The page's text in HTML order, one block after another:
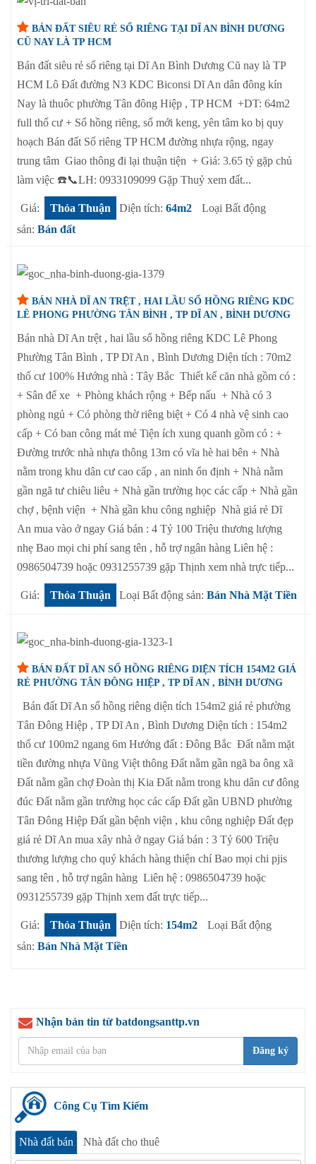
BÁN ĐẤT SIÊU RẺ SỔ RIÊNG TẠI DĨ AN BÌNH DƯƠNG
CŨ NAY LÀ TP HCM
Bán đất siêu rẻ sổ riêng tại Dĩ An Bình Dương Cũ nay là TP
HCM Lô Đất đường N3 KDC Biconsi Dĩ An dân đông kín
Nay là thuôc phường Tân đông Hiệp , TP HCM +DT: 64m2
full thổ cư + Sổ hồng riêng, sổ mới keng, yên tâm ko bị quy
hoạch Bán đất Sổ riêng TP HCM đường nhựa rộng, ngay
trung tâm Giao thông đi lại thuận tiện + Giá: 3.65 tỷ gặp chủ
làm việc ☎️📞LH: 0933109099 Gặp Thuỷ xem đất...
Giá: Thỏa Thuận Diện tích: 64m2
Loại Bất động
sản: Bán đất
BÁN NHÀ DĨ AN TRỆT , HAI LẦU SỔ HỒNG RIÊNG KDC
LÊ PHONG PHƯỜNG TÂN BÌNH , TP DĨ AN , BÌNH DƯƠNG
Bán nhà Dĩ An trệt , hai lầu sổ hồng riêng KDC Lê Phong
Phường Tân Bình , TP Dĩ An , Bình Dương Diện tích : 70m2
thổ cư 100% Hướng nhà : Tây Bắc Thiết kế căn nhà gồm có :
+ Sân để xe + Phòng khách rộng + Bếp nấu + Nhà có 3
phòng ngủ + Có phòng thờ riêng biệt + Có 4 nhà vệ sinh cao
cấp + Có ban công mát mẻ Tiện ích xung quanh gồm có : +
Đường trước nhà nhựa thông 13m có vĩa hè hai bên + Nhà
nằm trong khu dân cư cao cấp , an ninh ổn định + Nhà nằm
gần ngã tư chiêu liêu + Nhà gần trường học các cấp + Nhà gần
chợ , bệnh viện + Nhà gần khu công nghiệp Nhà giá rẻ Dĩ
An mua vào ở ngay Giá bán : 4 Tỷ 100 Triệu thương lượng
nhẹ Bao mọi chi phí sang tên , hỗ trợ ngân hàng Liên hệ :
0986504739 hoặc 0931255739 gặp Thịnh xem nhà trực tiếp...
Giá: Thỏa Thuận Loại Bất động sản: Bán Nhà Mặt Tiền
BÁN ĐẤT DĨ AN SỔ HỒNG RIÊNG DIỆN TÍCH 154M2 GIÁ
RẺ PHƯỜNG TÂN ĐÔNG HIỆP , TP DĨ AN , BÌNH DƯƠNG
Bán đất Dĩ An sổ hồng riêng diện tích 154m2 giá rẻ phường
Tân Đông Hiệp , TP Dĩ An , Bình Dương Diện tích : 154m2
thổ cư 100m2 ngang 6m Hướng đất : Đông Bắc Đất nằm mặt
tiền đường nhựa Vũng Việt thông Đất nằm gần ngã ba ông xã
Đất nằm gần chợ Đoàn thị Kia Đất nằm trong khu dân cư đông
đúc Đất nằm gần trường học các cấp Đất gần UBND phường
Tân Đông Hiệp Đất gần bệnh viện , khu công nghiệp Đất đẹp
giá rẻ Dĩ An mua xây nhà ở ngay Giá bán : 3 Tỷ 600 Triệu
thương lượng cho quý khách hàng thiện chí Bao mọi chi pjis
sang tên , hỗ trợ ngân hàng Liên hệ : 0986504739 hoặc
0931255739 gặp Thịnh xem đất trực tiếp...
Giá: Thỏa Thuận Diện tích: 154m2
Loại Bất động
sản: Bán Nhà Mặt Tiền
Nhận bản tin từ batdongsanttp.vn
Đăng ký
Công Cụ Tìm Kiếm
Nhà đất bán Nhà đất cho thuê